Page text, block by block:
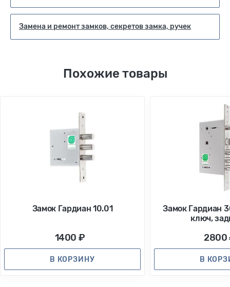
Замена и ремонт замков, секретов замка, ручек
Похожие товары
Замок Гардиан 10.01
1400 ₽
В КОРЗИНУ
Замок Гардиан
ключ,
2800
В